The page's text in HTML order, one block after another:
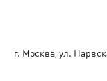
г. Москва, ул.